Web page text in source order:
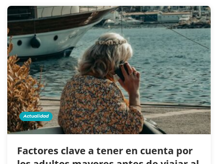
Actualidad
Factores clave a tener en cuenta por